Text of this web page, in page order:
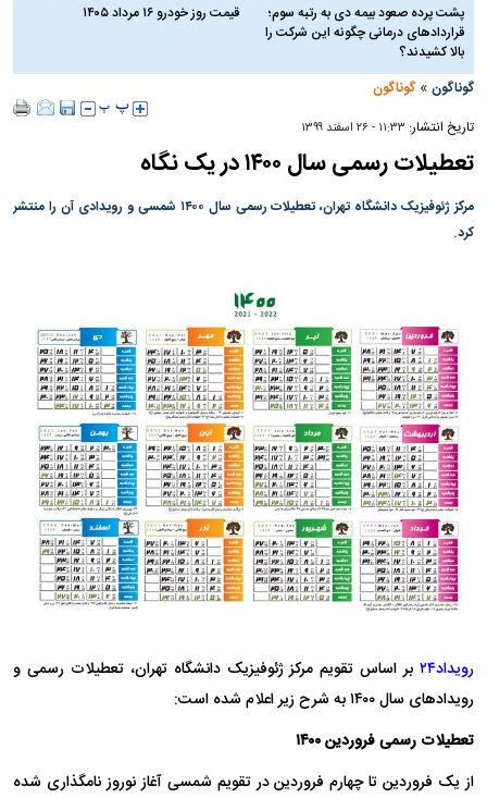
پشت پرده صعود بیمه دی به رتبه سوم؛
قراردادهای درمانی چگونه این شرکت را
بالا کشیدند؟
قیمت روز خودرو ۱۶ مرداد ۱۴۰۵
گوناگون »گوناگون
تاریخ انتشار: ۱۱:۳۳ - ۲۶ اسفند ۱۳۹۹
تعطیلات رسمی سال ۱۴۰۰ در یک نگاه
مرکز ژئوفیزیک دانشگاه تهران، تعطیلات رسمی سال ۱۴۰۰ شمسی و رویدادی آن را منتشر
کرد.
رویداد۲۴
بر اساس تقویم مرکز ژئوفیزیک دانشگاه تهران، تعطیلات رسمی و
رویداد‌های سال ۱۴۰۰ به شرح زیر اعلام شده است:
تعطیلات رسمی فروردین ۱۴۰۰
از یک فروردین تا چهارم فروردین در تقویم شمسی آغاز نوروز نامگذاری شده